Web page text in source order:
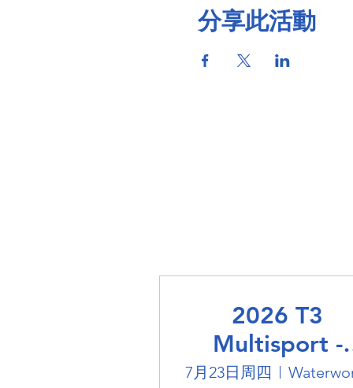
分享此活動
2026 T3
Multisport -
Swimming
7月23日周四